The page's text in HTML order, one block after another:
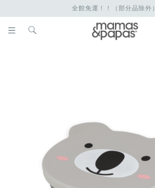
全館免運！！（部分品除外）